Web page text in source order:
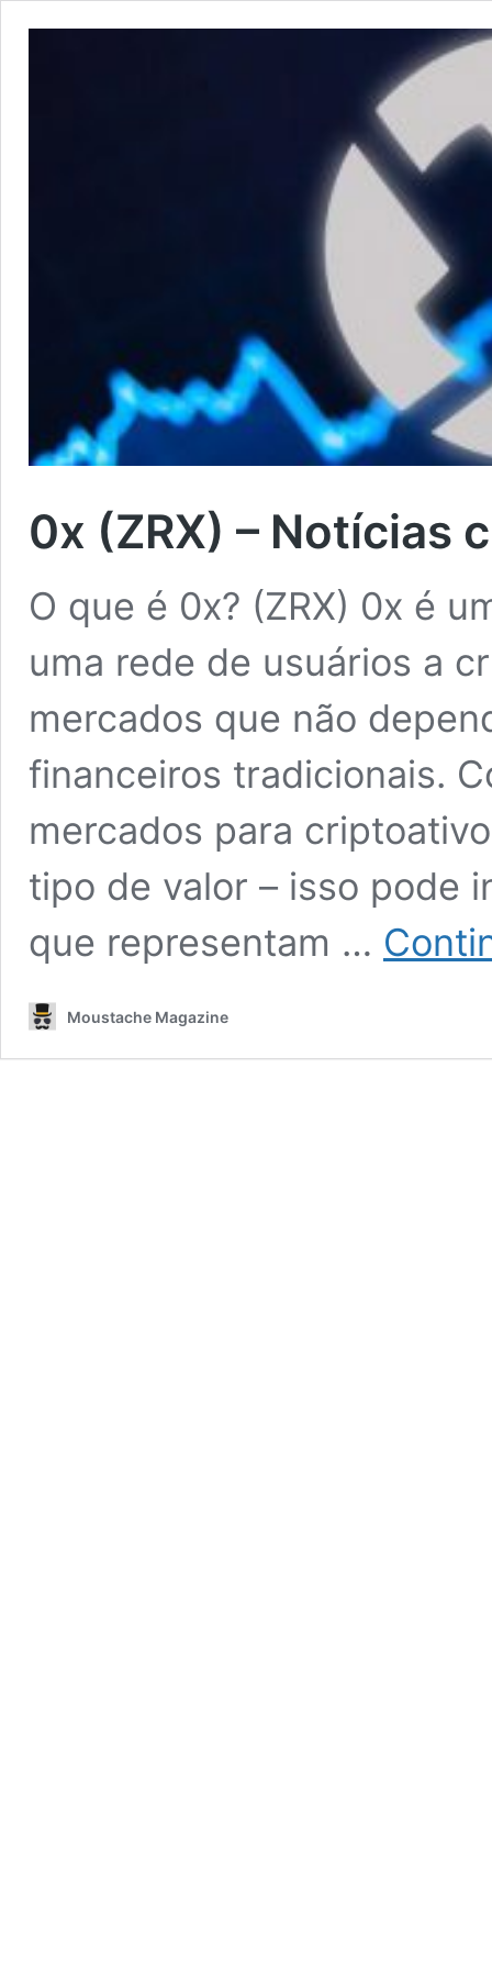
0x (ZRX) – Notícias
O que é 0x? (ZRX) 0x é
uma rede de usuários a
mercados que não
financeiros tradicionais.
mercados para
tipo de valor – isso pode
que representam …
Moustache Magazine